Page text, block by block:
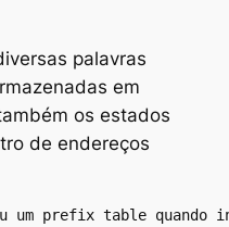
palavras
em
os estados
de endereços
um prefix table quando